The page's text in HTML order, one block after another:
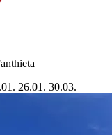
26.01. 30.03.